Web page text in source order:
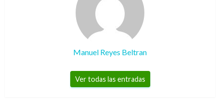
Manuel Reyes Beltran
Ver todas las entradas